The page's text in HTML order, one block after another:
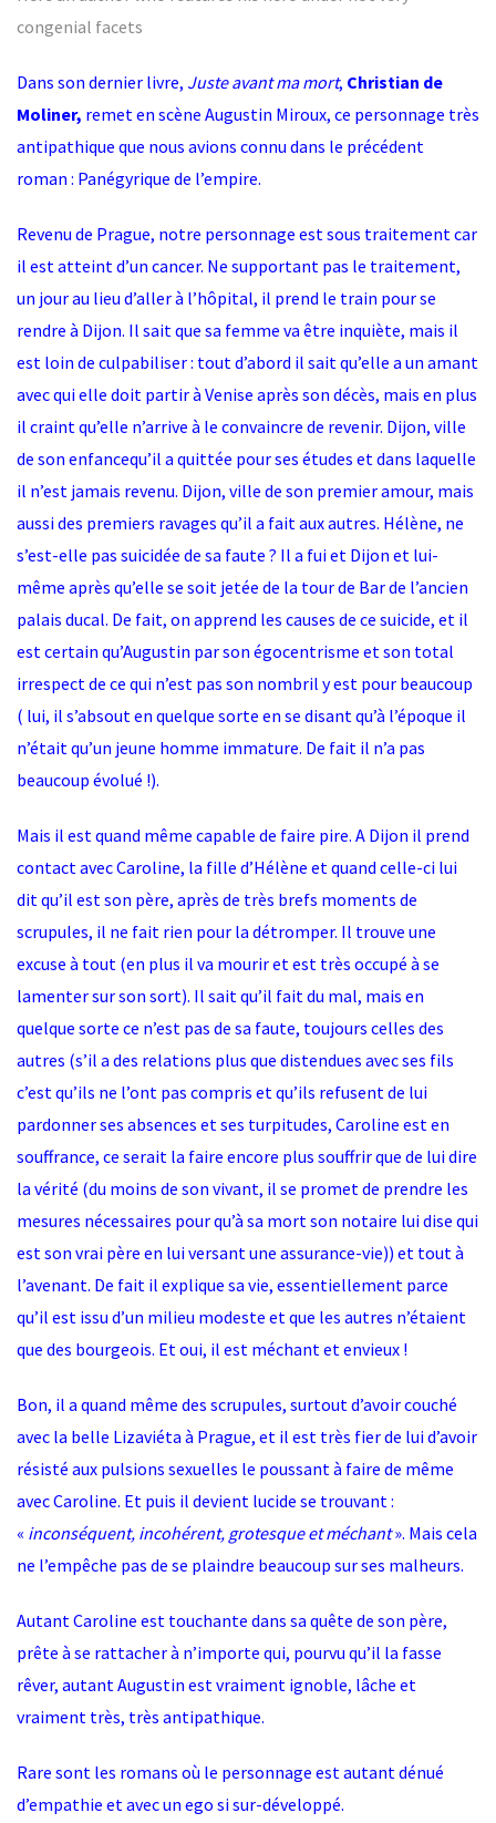
congenial facets
Dans son dernier livre, Juste avant ma mort, Christian de
Moliner, remet en scène Augustin Miroux, ce personnage très
antipathique que nous avions connu dans le précédent
roman : Panégyrique de l’empire.
Revenu de Prague, notre personnage est sous traitement car
il est atteint d’un cancer. Ne supportant pas le traitement,
un jour au lieu d’aller à l’hôpital, il prend le train pour se
rendre à Dijon. Il sait que sa femme va être inquiète, mais il
est loin de culpabiliser : tout d’abord il sait qu’elle a un amant
avec qui elle doit partir à Venise après son décès, mais en plus
il craint qu’elle n’arrive à le convaincre de revenir. Dijon, ville
de son enfancequ’il a quittée pour ses études et dans laquelle
il n’est jamais revenu. Dijon, ville de son premier amour, mais
aussi des premiers ravages qu’il a fait aux autres. Hélène, ne
s’est-elle pas suicidée de sa faute ? Il a fui et Dijon et lui-
même après qu’elle se soit jetée de la tour de Bar de l’ancien
palais ducal. De fait, on apprend les causes de ce suicide, et il
est certain qu’Augustin par son égocentrisme et son total
irrespect de ce qui n’est pas son nombril y est pour beaucoup
( lui, il s’absout en quelque sorte en se disant qu’à l’époque il
n’était qu’un jeune homme immature. De fait il n’a pas
beaucoup évolué !).
Mais il est quand même capable de faire pire. A Dijon il prend
contact avec Caroline, la fille d’Hélène et quand celle-ci lui
dit qu’il est son père, après de très brefs moments de
scrupules, il ne fait rien pour la détromper. Il trouve une
excuse à tout (en plus il va mourir et est très occupé à se
lamenter sur son sort). Il sait qu’il fait du mal, mais en
quelque sorte ce n’est pas de sa faute, toujours celles des
autres (s’il a des relations plus que distendues avec ses fils
c’est qu’ils ne l’ont pas compris et qu’ils refusent de lui
pardonner ses absences et ses turpitudes, Caroline est en
souffrance, ce serait la faire encore plus souffrir que de lui dire
la vérité (du moins de son vivant, il se promet de prendre les
mesures nécessaires pour qu’à sa mort son notaire lui dise qui
est son vrai père en lui versant une assurance-vie)) et tout à
l’avenant. De fait il explique sa vie, essentiellement parce
qu’il est issu d’un milieu modeste et que les autres n’étaient
que des bourgeois. Et oui, il est méchant et envieux !
Bon, il a quand même des scrupules, surtout d’avoir couché
avec la belle Lizaviéta à Prague, et il est très fier de lui d’avoir
résisté aux pulsions sexuelles le poussant à faire de même
avec Caroline. Et puis il devient lucide se trouvant :
« inconséquent, incohérent, grotesque et méchant». Mais cela
ne l’empêche pas de se plaindre beaucoup sur ses malheurs.
Autant Caroline est touchante dans sa quête de son père,
prête à se rattacher à n’importe qui, pourvu qu’il la fasse
rêver, autant Augustin est vraiment ignoble, lâche et
vraiment très, très antipathique.
Rare sont les romans où le personnage est autant dénué
d’empathie et avec un ego si sur-développé.